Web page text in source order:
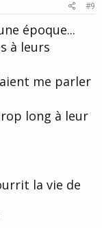
#9
époque...
à leurs
me parler
long à leur
la vie de